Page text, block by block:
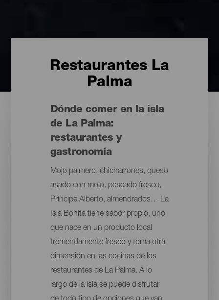
Restaurantes La
Palma
Dónde comer en la isla
de La Palma:
restaurantes y
gastronomía
Mojo palmero, chicharrones, queso
asado con mojo, pescado fresco,
Príncipe Alberto, almendrados… La
Isla Bonita tiene sabor propio, uno
que nace en un producto local
tremendamente fresco y toma otra
dimensión en las cocinas de los
restaurantes de La Palma. A lo
largo de la isla se puede disfrutar